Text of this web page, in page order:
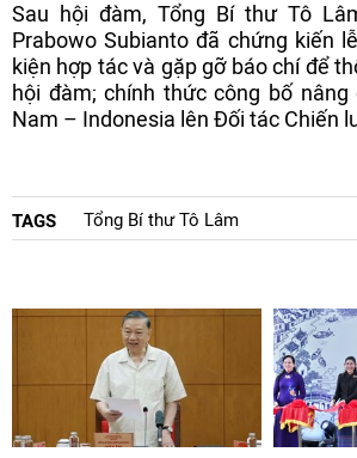
Sau hội đàm, Tổng Bí thư Tô
Prabowo Subianto đã chứng kiến
kiện hợp tác và gặp gỡ báo chí để
hội đàm; chính thức công bố
Nam – Indonesia lên Đối tác Chiến
TAGS Tổng Bí thư Tô Lâm